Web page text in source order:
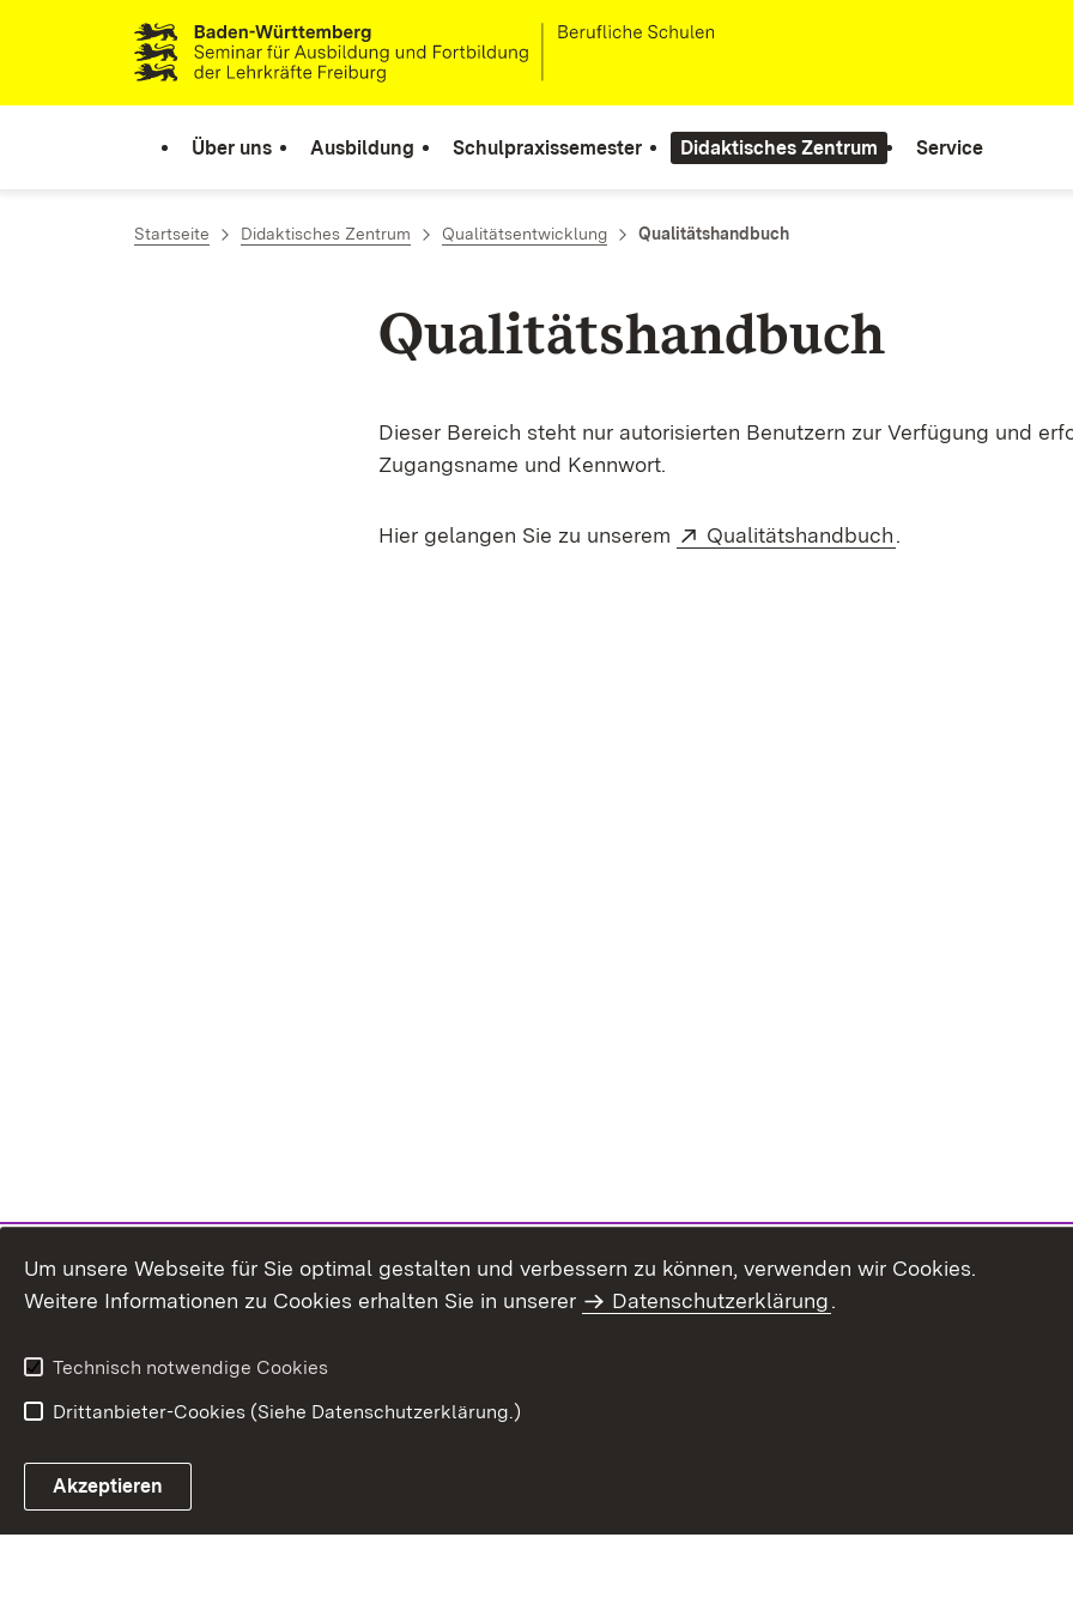
Zum Inhalt springen
Link zur Startseite
Über uns Ausbildung Schulpraxissemester Didaktisches Zentrum Service
Startseite Didaktisches Zentrum Qualitätsentwicklung Qualitätshandbuch
Qualitätshandbuch
Dieser Bereich steht nur autorisierten Benutzern zur Verfügung und
Zugangsname und Kennwort.
Hier gelangen Sie zu unserem Extern:
Qualitätshandbuch.
Um unsere Webseite für Sie optimal gestalten und verbessern zu können, verwenden wir Cookies.
Weitere Informationen zu Cookies erhalten Sie in unserer
Datenschutzerklärung.
Technisch notwendige Cookies
Drittanbieter-Cookies (Siehe Datenschutzerklärung.)
Akzeptieren